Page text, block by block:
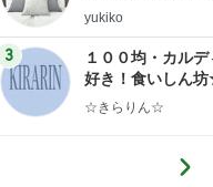
ep Life Simple◆
yukiko
3
１００均・カルデ
好き！食いしん
らりん☆のブログ
☆きらりん☆